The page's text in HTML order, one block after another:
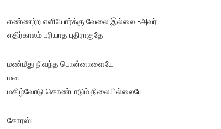
எண்ணற்ற எளியோர்க்கு வேலை இல்லை -அவர்
எதிர்காலம் புரியாத புதிராகுதே
மண்மீது நீ வந்த பொன்னாளையே
மன
மகிழ்வோடு கொண்டாடும் நிலையில்லையே
கோரஸ்: